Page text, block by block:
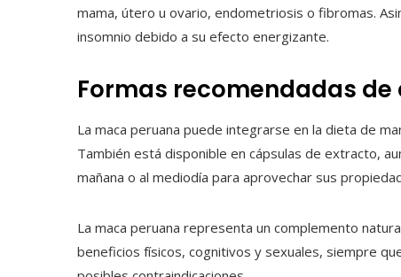
mama, útero u ovario, endometriosis o fibromas.
insomnio debido a su efecto energizante.
Formas recomendadas
La maca peruana puede integrarse en la dieta de
También está disponible en cápsulas de extracto,
mañana o al mediodía para aprovechar sus
La maca peruana representa un complemento
beneficios físicos, cognitivos y sexuales, siempre